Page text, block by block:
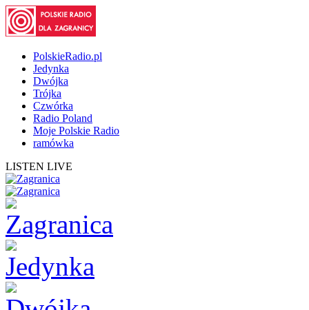
PolskieRadio.pl
Jedynka
Dwójka
Trójka
Czwórka
Radio Poland
Moje Polskie Radio
ramówka
LISTEN LIVE